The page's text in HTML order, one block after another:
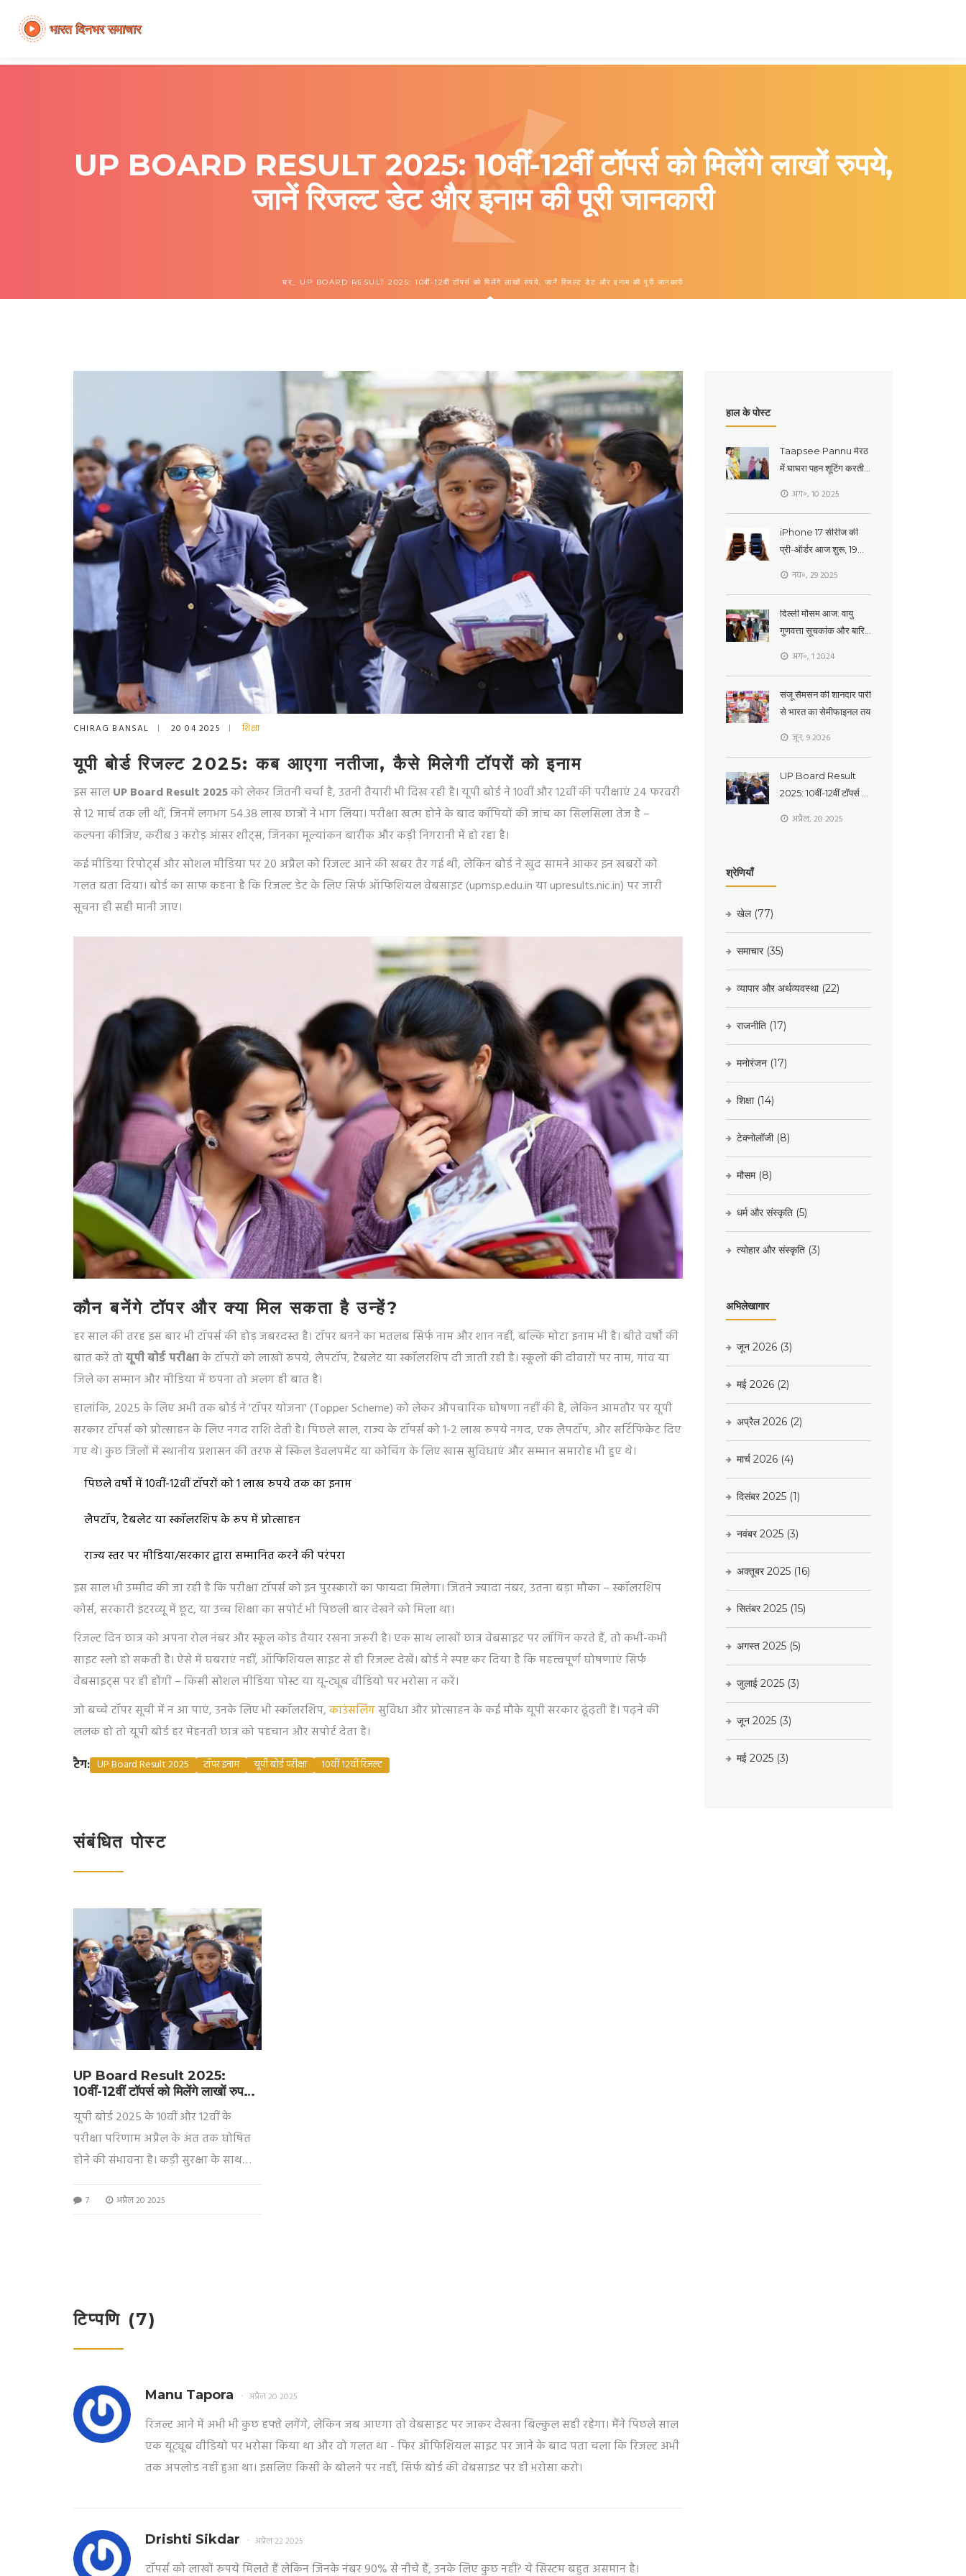
UP BOARD RESULT 2025: 10वीं-12वीं टॉपर्स को मिलेंगे लाखों रुपये,
जानें रिजल्ट डेट और इनाम की पूरी जानकारी
घर UP BOARD RESULT 2025: 10वीं-12वीं टॉपर्स को मिलेंगे लाखों रुपये, जानें रिजल्ट डेट और इनाम की पूरी जानकारी
CHIRAG BANSAL 20 04 2025 शिक्षा
यूपी बोर्ड रिजल्ट 2025: कब आएगा नतीजा, कैसे मिलेगी टॉपरों को इनाम
इस सालUP Board Result 2025को लेकर जितनी चर्चा है, उतनी तैयारी भी दिख रही है। यूपी बोर्ड ने 10वीं और 12वीं की परीक्षाएं 24 फरवरी
से 12 मार्च तक ली थीं, जिनमें लगभग 54.38 लाख छात्रों ने भाग लिया। परीक्षा खत्म होने के बाद कॉपियों की जांच का सिलसिला तेज है –
कल्पना कीजिए, करीब 3 करोड़ आंसर शीट्स, जिनका मूल्यांकन बारीक और कड़ी निगरानी में हो रहा है।
कई मीडिया रिपोर्ट्स और सोशल मीडिया पर 20 अप्रैल को रिजल्ट आने की खबर तैर गई थी, लेकिन बोर्ड ने खुद सामने आकर इन खबरों को
गलत बता दिया। बोर्ड का साफ कहना है कि रिजल्ट डेट के लिए सिर्फ ऑफिशियल वेबसाइट (upmsp.edu.in या upresults.nic.in) पर जारी
सूचना ही सही मानी जाए।
कौन बनेंगे टॉपर और क्या मिल सकता है उन्हें?
हर साल की तरह इस बार भी टॉपर्स की होड़ जबरदस्त है। टॉपर बनने का मतलब सिर्फ नाम और शान नहीं, बल्कि मोटा इनाम भी है। बीते वर्षों की
बात करें तोयूपी बोर्ड परीक्षाके टॉपरों को लाखों रुपये, लैपटॉप, टैबलेट या स्कॉलरशिप दी जाती रही है। स्कूलों की दीवारों पर नाम, गांव या
जिले का सम्मान और मीडिया में छपना तो अलग ही बात है।
हालांकि, 2025 के लिए अभी तक बोर्ड ने 'टॉपर योजना' (Topper Scheme) को लेकर औपचारिक घोषणा नहीं की है, लेकिन आमतौर पर यूपी
सरकार टॉपर्स को प्रोत्साहन के लिए नगद राशि देती है। पिछले साल, राज्य के टॉपर्स को 1-2 लाख रुपये नगद, एक लैपटॉप, और सर्टिफिकेट दिए
गए थे। कुछ जिलों में स्थानीय प्रशासन की तरफ से स्किल डेवलपमेंट या कोचिंग के लिए खास सुविधाएं और सम्मान समारोह भी हुए थे।
पिछले वर्षों में 10वीं-12वीं टॉपरों को 1 लाख रुपये तक का इनाम
लैपटॉप, टैबलेट या स्कॉलरशिप के रूप में प्रोत्साहन
राज्य स्तर पर मीडिया/सरकार द्वारा सम्मानित करने की परंपरा
इस साल भी उम्मीद की जा रही है कि परीक्षा टॉपर्स को इन पुरस्कारों का फायदा मिलेगा। जितने ज्यादा नंबर, उतना बड़ा मौका – स्कॉलरशिप
कोर्स, सरकारी इंटरव्यू में छूट, या उच्च शिक्षा का सपोर्ट भी पिछली बार देखने को मिला था।
रिजल्ट दिन छात्र को अपना रोल नंबर और स्कूल कोड तैयार रखना जरूरी है। एक साथ लाखों छात्र वेबसाइट पर लॉगिन करते हैं, तो कभी-कभी
साइट स्लो हो सकती है। ऐसे में घबराएं नहीं, ऑफिशियल साइट से ही रिजल्ट देखें। बोर्ड ने स्पष्ट कर दिया है कि महत्त्वपूर्ण घोषणाएं सिर्फ
वेबसाइट्स पर ही होंगी – किसी सोशल मीडिया पोस्ट या यू-ट्यूब वीडियो पर भरोसा न करें।
जो बच्चे टॉपर सूची में न आ पाएं, उनके लिए भी स्कॉलरशिप,काउंसलिंगसुविधा और प्रोत्साहन के कई मौके यूपी सरकार ढूंढ़ती है। पढ़ने की
ललक हो तो यूपी बोर्ड हर मेहनती छात्र को पहचान और सपोर्ट देता है।
टैग: UP Board Result 2025 टॉपर इनाम यूपी बोर्ड परीक्षा 10वीं 12वीं रिजल्ट
संबंधित पोस्ट
UP Board Result 2025:
10वीं-12वीं टॉपर्स को मिलेंगे लाखों रुपये,
जानें रिजल्ट डेट और इनाम की पूरी
जानकारी
यूपी बोर्ड 2025 के 10वीं और 12वीं के
परीक्षा परिणाम अप्रैल के अंत तक घोषित
होने की संभावना है। कड़ी सुरक्षा के साथ
है। टॉपर्स के लिए लाखों रुपये तक के इनाम
7 अप्रैल 20 2025
टिप्पणि (7)
Manu Tapora अप्रैल 20 2025
रिजल्ट आने में अभी भी कुछ हफ्ते लगेंगे, लेकिन जब आएगा तो वेबसाइट पर जाकर देखना बिल्कुल सही रहेगा। मैंने पिछले साल
एक यूट्यूब वीडियो पर भरोसा किया था और वो गलत था - फिर ऑफिशियल साइट पर जाने के बाद पता चला कि रिजल्ट अभी
तक अपलोड नहीं हुआ था। इसलिए किसी के बोलने पर नहीं, सिर्फ बोर्ड की वेबसाइट पर ही भरोसा करो।
Drishti Sikdar अप्रैल 22 2025
टॉपर्स को लाखों रुपये मिलते हैं लेकिन जिनके नंबर 90% से नीचे हैं, उनके लिए कुछ नहीं? ये सिस्टम बहुत असमान है।
हाल के पोस्ट
Taapsee Pannu मेरठ
में घाघरा पहन शूटिंग करती
अग॰, 10 2025
iPhone 17 सीरीज की
प्री-ऑर्डर आज शुरू, 19
नव॰, 29 2025
दिल्ली मौसम आज: वायु
गुणवत्ता सूचकांक और बारिश
अग॰, 1 2024
संजू सैमसन की शानदार पारी
से भारत का सेमीफाइनल तय
जून, 9 2026
UP Board Result
2025: 10वीं-12वीं टॉपर्स को
अप्रैल, 20 2025
श्रेणियाँ
खेल (77)
समाचार (35)
व्यापार और अर्थव्यवस्था (22)
राजनीति (17)
मनोरंजन (17)
शिक्षा (14)
टेक्नोलॉजी (8)
मौसम (8)
धर्म और संस्कृति (5)
त्योहार और संस्कृति (3)
अभिलेखागार
जून 2026 (3)
मई 2026 (2)
अप्रैल 2026 (2)
मार्च 2026 (4)
दिसंबर 2025 (1)
नवंबर 2025 (3)
अक्तूबर 2025 (16)
सितंबर 2025 (15)
अगस्त 2025 (5)
जुलाई 2025 (3)
जून 2025 (3)
मई 2025 (3)